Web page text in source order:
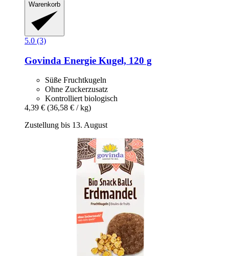
Warenkorb
5.0 (3)
Govinda Energie Kugel, 120 g
Süße Fruchtkugeln
Ohne Zuckerzusatz
Kontrolliert biologisch
4,39 € (36,58 € / kg)
Zustellung bis 13. August